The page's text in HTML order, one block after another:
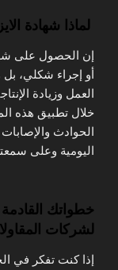
لماذا شهادة الايزو 45001 استثمار
إن الحصول على
أو إجراء شكلي، بل
العمل وزيادة
خلال تطبيق هذه
الحوادث
اليومية وعلى
خطواتك
لشركات
إذا كنت تفكر في